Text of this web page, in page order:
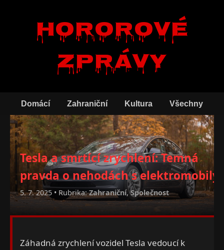
Hororové
zprávy
Domácí Zahraniční Kultura Všechny
Tesla a smrtící zrychlení: Temná
pravda o nehodách s elektromobily
5. 7. 2025 • Rubrika:Zahraniční,Společnost
Záhadná zrychlení vozidel Tesla vedoucí k